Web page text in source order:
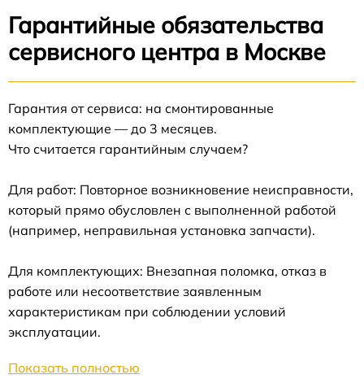
Гарантийные обязательства
сервисного центра в Москве
Гарантия от сервиса: на смонтированные
комплектующие — до 3 месяцев.
Что считается гарантийным случаем?
Для работ: Повторное возникновение неисправности,
который прямо обусловлен с выполненной работой
(например, неправильная установка запчасти).
Для комплектующих: Внезапная поломка, отказ в
работе или несоответствие заявленным
характеристикам при соблюдении условий
эксплуатации.
Показать полностью